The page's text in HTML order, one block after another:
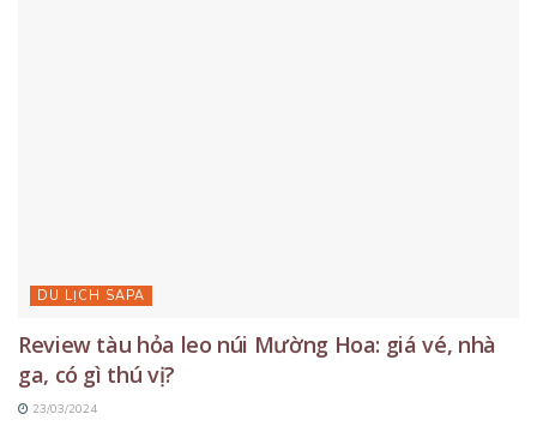
DU LỊCH SAPA
Review tàu hỏa leo núi Mường Hoa: giá vé, nhà
ga, có gì thú vị?
23/03/2024